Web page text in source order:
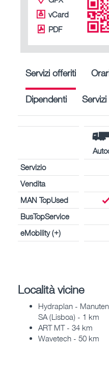
vCard
PDF
Servizi offeriti
Dipendenti
Servizio
Vendita
MAN TopUsed
BusTopService
eMobility (+)
Località vicine
Hydraplan -
SA (Lisboa) - 1 km
ART MT - 34 km
Wavetech - 50 km